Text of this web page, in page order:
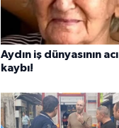
Aydın iş dünyasının acı
kaybı!